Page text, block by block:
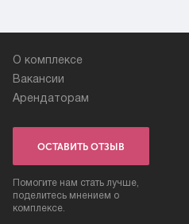
О комплексе
Вакансии
Арендаторам
ОСТАВИТЬ ОТЗЫВ
Помогите нам стать лучше,
поделитесь мнением о
комплексе.